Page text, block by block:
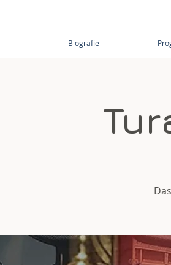
Biografie